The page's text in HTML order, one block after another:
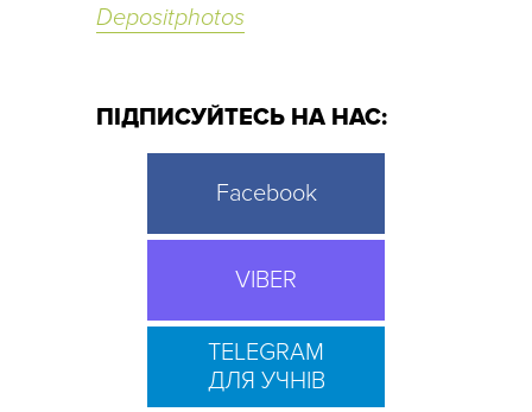
Depositphotos
ПІДПИСУЙТЕСЬ НА НАС:
Facebook
VIBER
TELEGRAM
ДЛЯ УЧНІВ